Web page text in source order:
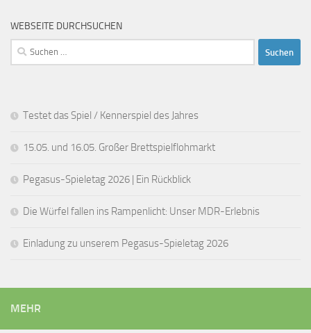
WEBSEITE DURCHSUCHEN
Suchen
nach:
Testet das Spiel / Kennerspiel des Jahres
15.05. und 16.05. Großer Brettspielflohmarkt
Pegasus-Spieletag 2026 | Ein Rückblick
Die Würfel fallen ins Rampenlicht: Unser MDR-Erlebnis
Einladung zu unserem Pegasus-Spieletag 2026
MEHR